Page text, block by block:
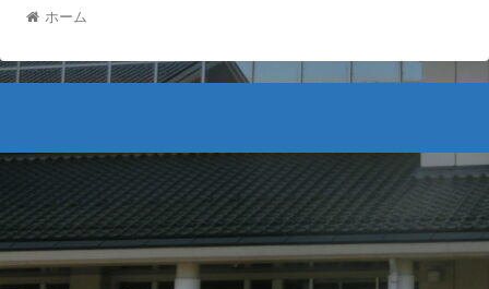
ホーム